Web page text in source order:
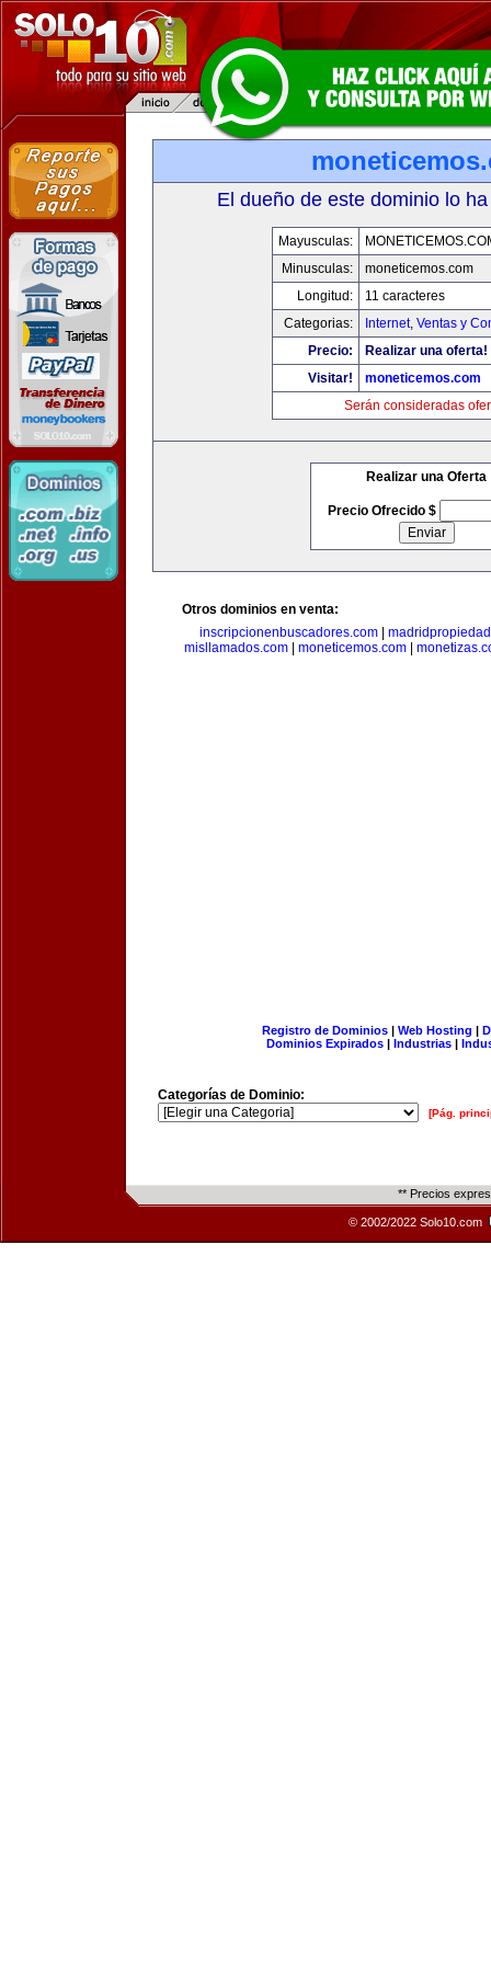
El dueño de este dominio lo
Mayusculas:
Minusculas:
moneticemos.com
Longitud:
11 caracteres
Categorias:
Internet, Ventas y
Precio:
Realizar una oferta!
Visitar!
moneticemos.com
Serán consideradas
Realizar una Oferta
Precio Ofrecido $
Otros dominios en venta:
inscripcionenbuscadores.com|
misllamados.com| moneticemos.com|
Registro de Dominios| Web Hosting |
Dominios Expirados | Industrias |
Categorías de Dominio:
[Pág.
** Precios
© 2002/2022 Solo10.com